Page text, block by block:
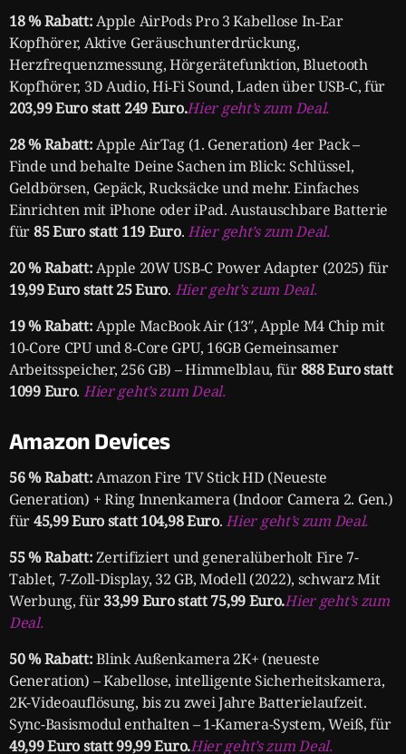
18 % Rabatt:Apple AirPods Pro 3 Kabellose In‑Ear
Kopfhörer, Aktive Geräuschunterdrückung,
Herzfrequenzmessung, Hörgerätefunktion, Bluetooth
Kopfhörer, 3D Audio, Hi‑Fi Sound, Laden über USB‑C, für
203,99 Euro statt 249 Euro.Hier geht’s zum Deal.
28 % Rabatt:Apple AirTag (1. Generation) 4er Pack –
Finde und behalte Deine Sachen im Blick: Schlüssel,
Geldbörsen, Gepäck, Rucksäcke und mehr. Einfaches
Einrichten mit iPhone oder iPad. Austauschbare Batterie
für85 Euro statt 119 Euro.Hier geht’s zum Deal.
20 % Rabatt:Apple 20W USB‑C Power Adapter (2025) für
19,99 Euro statt 25 Euro. Hier geht’s zum Deal.
19 % Rabatt:Apple MacBook Air (13″, Apple M4 Chip mit
10‑Core CPU und 8‑Core GPU, 16GB Gemeinsamer
Arbeitsspeicher, 256 GB) – Himmelblau, für888 Euro statt
1099 Euro. Hier geht’s zum Deal.
Amazon Devices
56 % Rabatt:Amazon Fire TV Stick HD (Neueste
Generation) + Ring Innenkamera (Indoor Camera 2. Gen.)
für45,99 Euro statt 104,98 Euro.Hier geht’s zum Deal.
55 % Rabatt:Zertifiziert und generalüberholt Fire 7-
Tablet, 7-Zoll-Display, 32 GB, Modell (2022), schwarz Mit
Werbung, für33,99 Euro statt 75,99 Euro.Hier geht’s zum
Deal.
50 % Rabatt:Blink Außenkamera 2K+ (neueste
Generation) – Kabellose, intelligente Sicherheitskamera,
2K-Videoauflösung, bis zu zwei Jahre Batterielaufzeit.
Sync-Basismodul enthalten – 1-Kamera-System, Weiß, für
49,99 Euro statt 99,99 Euro.Hier geht’s zum Deal.